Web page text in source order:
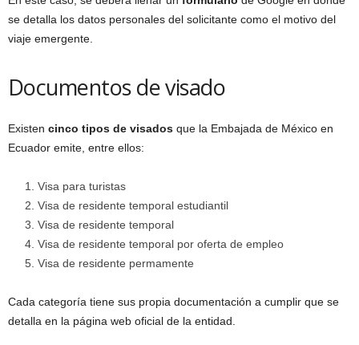
se detalla los datos personales del solicitante como el motivo del
viaje emergente.
Documentos de visado
Existen cinco tipos de visados que la Embajada de México en
Ecuador emite, entre ellos:
Visa para turistas
Visa de residente temporal estudiantil
Visa de residente temporal
Visa de residente temporal por oferta de empleo
Visa de residente permamente
Cada categoría tiene sus propia documentación a cumplir que se
detalla en la página web oficial de la entidad.